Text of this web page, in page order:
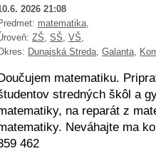
2026 21:08
matematika,
ZŠ, SŠ, VŠ,
Dunajská Streda, Galanta,
matematiku.
stredných škôl a
na reparát z
Neváhajte ma
462